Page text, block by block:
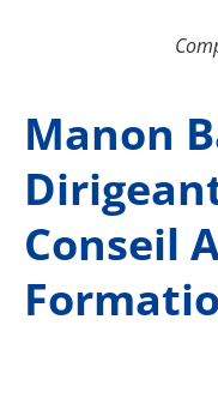
Manon
Conseil